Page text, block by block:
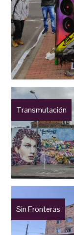
Transmutación
Sin Fronteras